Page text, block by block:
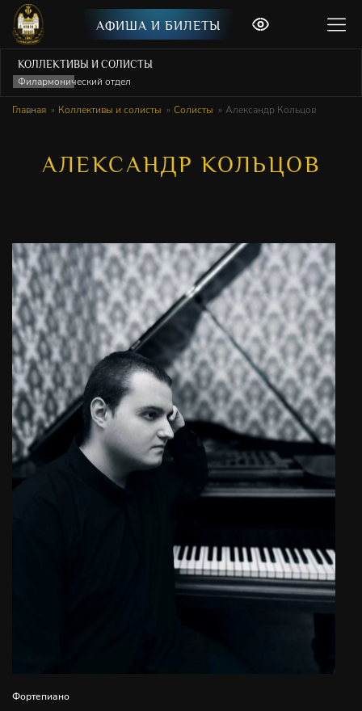
АФИША И БИЛЕТЫ
КОЛЛЕКТИВЫ И СОЛИСТЫ
Филармонический отдел
Главная Коллективы и солисты Солисты Александр Кольцов
АЛЕКСАНДР КОЛЬЦОВ
Фортепиано